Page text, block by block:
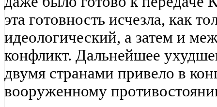
эта готовность исчезла, как
идеологический, а затем и
конфликт. Дальнейшее
двумя странами привело в
вооруженному